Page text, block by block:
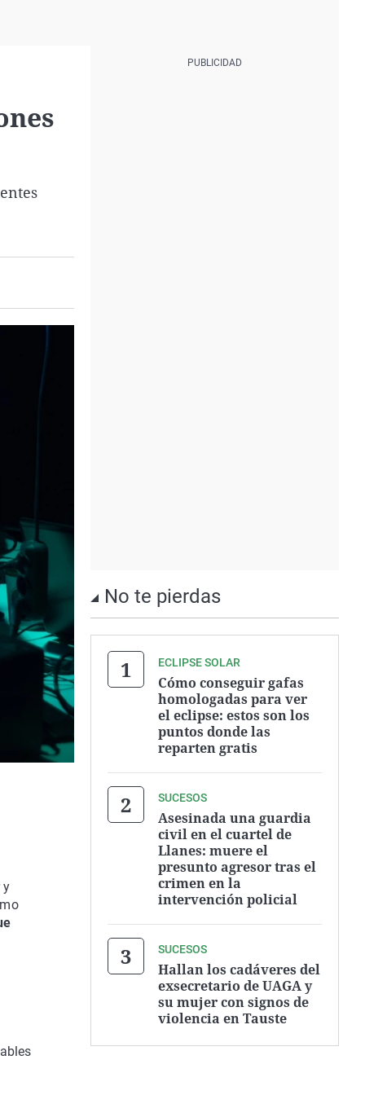
y
No te pierdas
ECLIPSE SOLAR
Cómo conseguir gafas
homologadas para ver
el eclipse: estos son los
puntos donde las
reparten gratis
SUCESOS
Asesinada una guardia
civil en el cuartel de
Llanes: muere el
presunto agresor tras el
crimen en la
intervención policial
SUCESOS
Hallan los cadáveres del
exsecretario de UAGA y
su mujer con signos de
violencia en Tauste